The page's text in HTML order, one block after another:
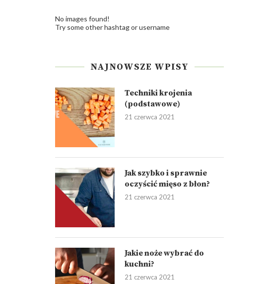
No images found!
Try some other hashtag or username
NAJNOWSZE WPISY
Techniki krojenia
(podstawowe)
21 czerwca 2021
Jak szybko i sprawnie
oczyścić mięso z błon?
21 czerwca 2021
Jakie noże wybrać do
kuchni?
21 czerwca 2021